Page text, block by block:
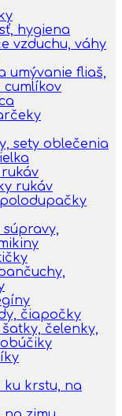
hygiena
vzduchu, váhy
umývanie fliaš,
cumlíkov
sety oblečenia
rukáv
rukáv
súpravy,
čiapočky
čelenky,
ku krstu, na